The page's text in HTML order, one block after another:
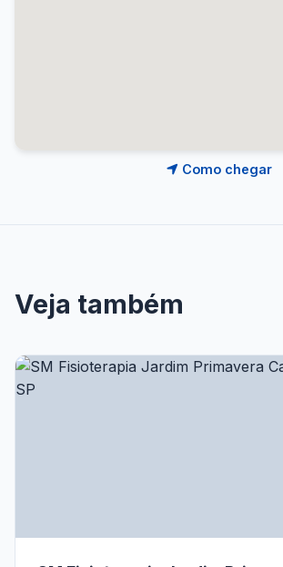
Como chegar
Veja também